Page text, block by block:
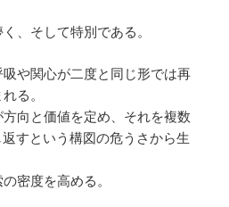
、そして特別である。
や関心が二度と同じ形では再
る。
向と価値を定め、それを複数
すという構図の危うさから生
密度を高める。